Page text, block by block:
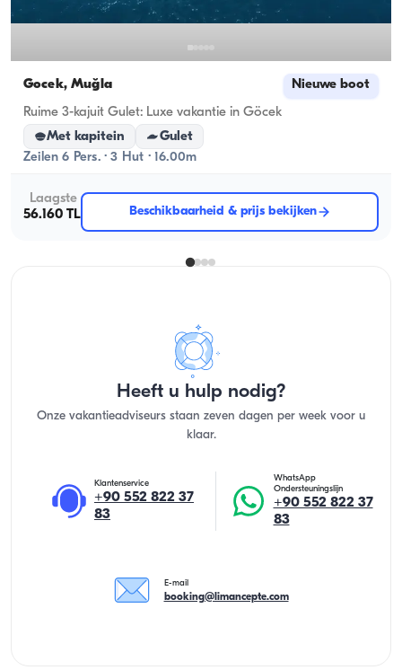
Gocek, Muğla Nieuwe boot
Ruime 3-kajuit Gulet: Luxe vakantie in Göcek
Met kapitein
Gulet
Zeilen 6 Pers. · 3 Hut · 16.00m
Laagste
56.160 TL
Beschikbaarheid & prijs bekijken
Heeft u hulp nodig?
Onze vakantieadviseurs staan zeven dagen per week voor u
klaar.
Klantenservice
+90 552 822 37
83
WhatsApp
Ondersteuningslijn
+90 552 822 37
83
E-mail
booking@limancepte.com